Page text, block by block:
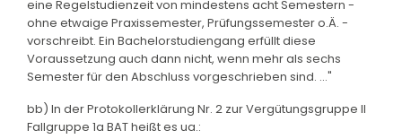
eine Regelstudienzeit von mindestens acht Semestern -
ohne etwaige Praxissemester, Prüfungssemester o.Ä. -
vorschreibt. Ein Bachelorstudiengang erfüllt diese
Voraussetzung auch dann nicht, wenn mehr als sechs
Semester für den Abschluss vorgeschrieben sind. ..."
bb) In der Protokollerklärung Nr. 2 zur Vergütungsgruppe II
Fallgruppe 1a BAT heißt es ua.: